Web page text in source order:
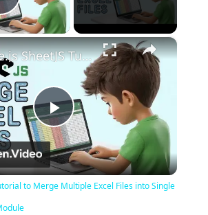
Play Video
×
Play
Video
Node.js SheetJS Tutorial to Merge Multiple Excel Files into Single Sheet Using xlsx Module
to Merge Multiple Excel Files into Single